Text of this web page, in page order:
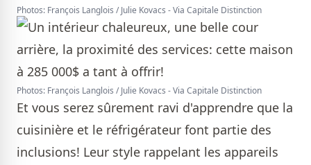
Photos: François Langlois / Julie Kovacs - Via Capitale Distinction
Photos: François Langlois / Julie Kovacs - Via Capitale Distinction
Et vous serez sûrement ravi d'apprendre que la
cuisinière et le réfrigérateur font partie des
inclusions! Leur style rappelant les appareils